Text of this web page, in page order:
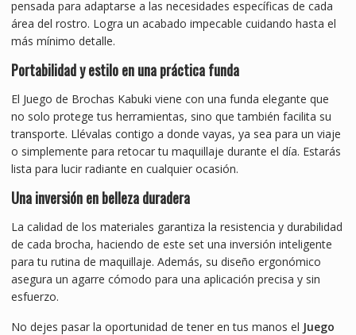
pensada para adaptarse a las necesidades específicas de cada
área del rostro. Logra un acabado impecable cuidando hasta el
más mínimo detalle.
Portabilidad y estilo en una práctica funda
El Juego de Brochas Kabuki viene con una funda elegante que
no solo protege tus herramientas, sino que también facilita su
transporte. Llévalas contigo a donde vayas, ya sea para un viaje
o simplemente para retocar tu maquillaje durante el día. Estarás
lista para lucir radiante en cualquier ocasión.
Una inversión en belleza duradera
La calidad de los materiales garantiza la resistencia y durabilidad
de cada brocha, haciendo de este set una inversión inteligente
para tu rutina de maquillaje. Además, su diseño ergonómico
asegura un agarre cómodo para una aplicación precisa y sin
esfuerzo.
No dejes pasar la oportunidad de tener en tus manos el Juego